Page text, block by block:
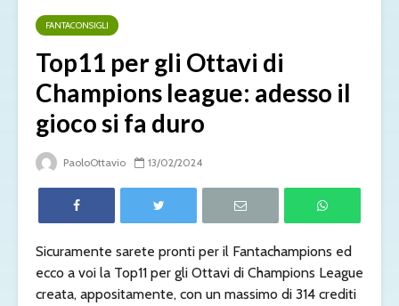
FANTACONSIGLI
Top11 per gli Ottavi di
Champions league: adesso il
gioco si fa duro
PaoloOttavio 13/02/2024
Sicuramente sarete pronti per il Fantachampions ed
ecco a voi la Top11 per gli Ottavi di Champions League
creata, appositamente, con un massimo di 314 crediti